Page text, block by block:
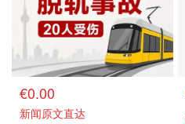
€0.00
新闻原文直达